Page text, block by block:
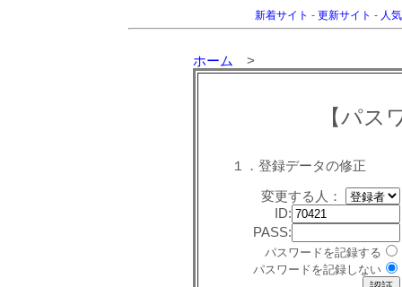
新着サイト - 更新サイト - 人
ホーム >
【パス
１．登録データの修正
変更する人：
ID:
PASS:
パスワードを記録する
パスワードを記録しない